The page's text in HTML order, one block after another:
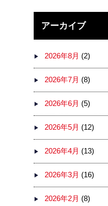
アーカイブ
2026年8月 (2)
2026年7月 (8)
2026年6月 (5)
2026年5月 (12)
2026年4月 (13)
2026年3月 (16)
2026年2月 (8)